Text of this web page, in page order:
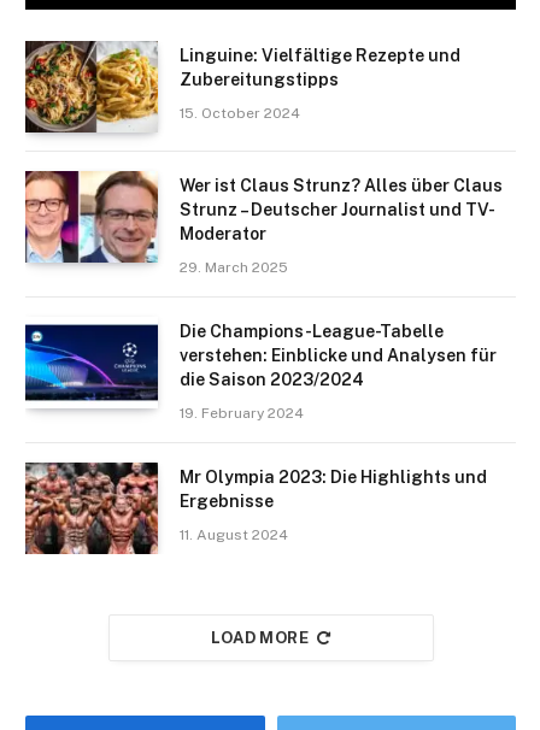
Linguine: Vielfältige Rezepte und
Zubereitungstipps
15. October 2024
Wer ist Claus Strunz? Alles über Claus
Strunz – Deutscher Journalist und TV-
Moderator
29. March 2025
Die Champions-League-Tabelle
verstehen: Einblicke und Analysen für
die Saison 2023/2024
19. February 2024
Mr Olympia 2023: Die Highlights und
Ergebnisse
11. August 2024
LOAD MORE